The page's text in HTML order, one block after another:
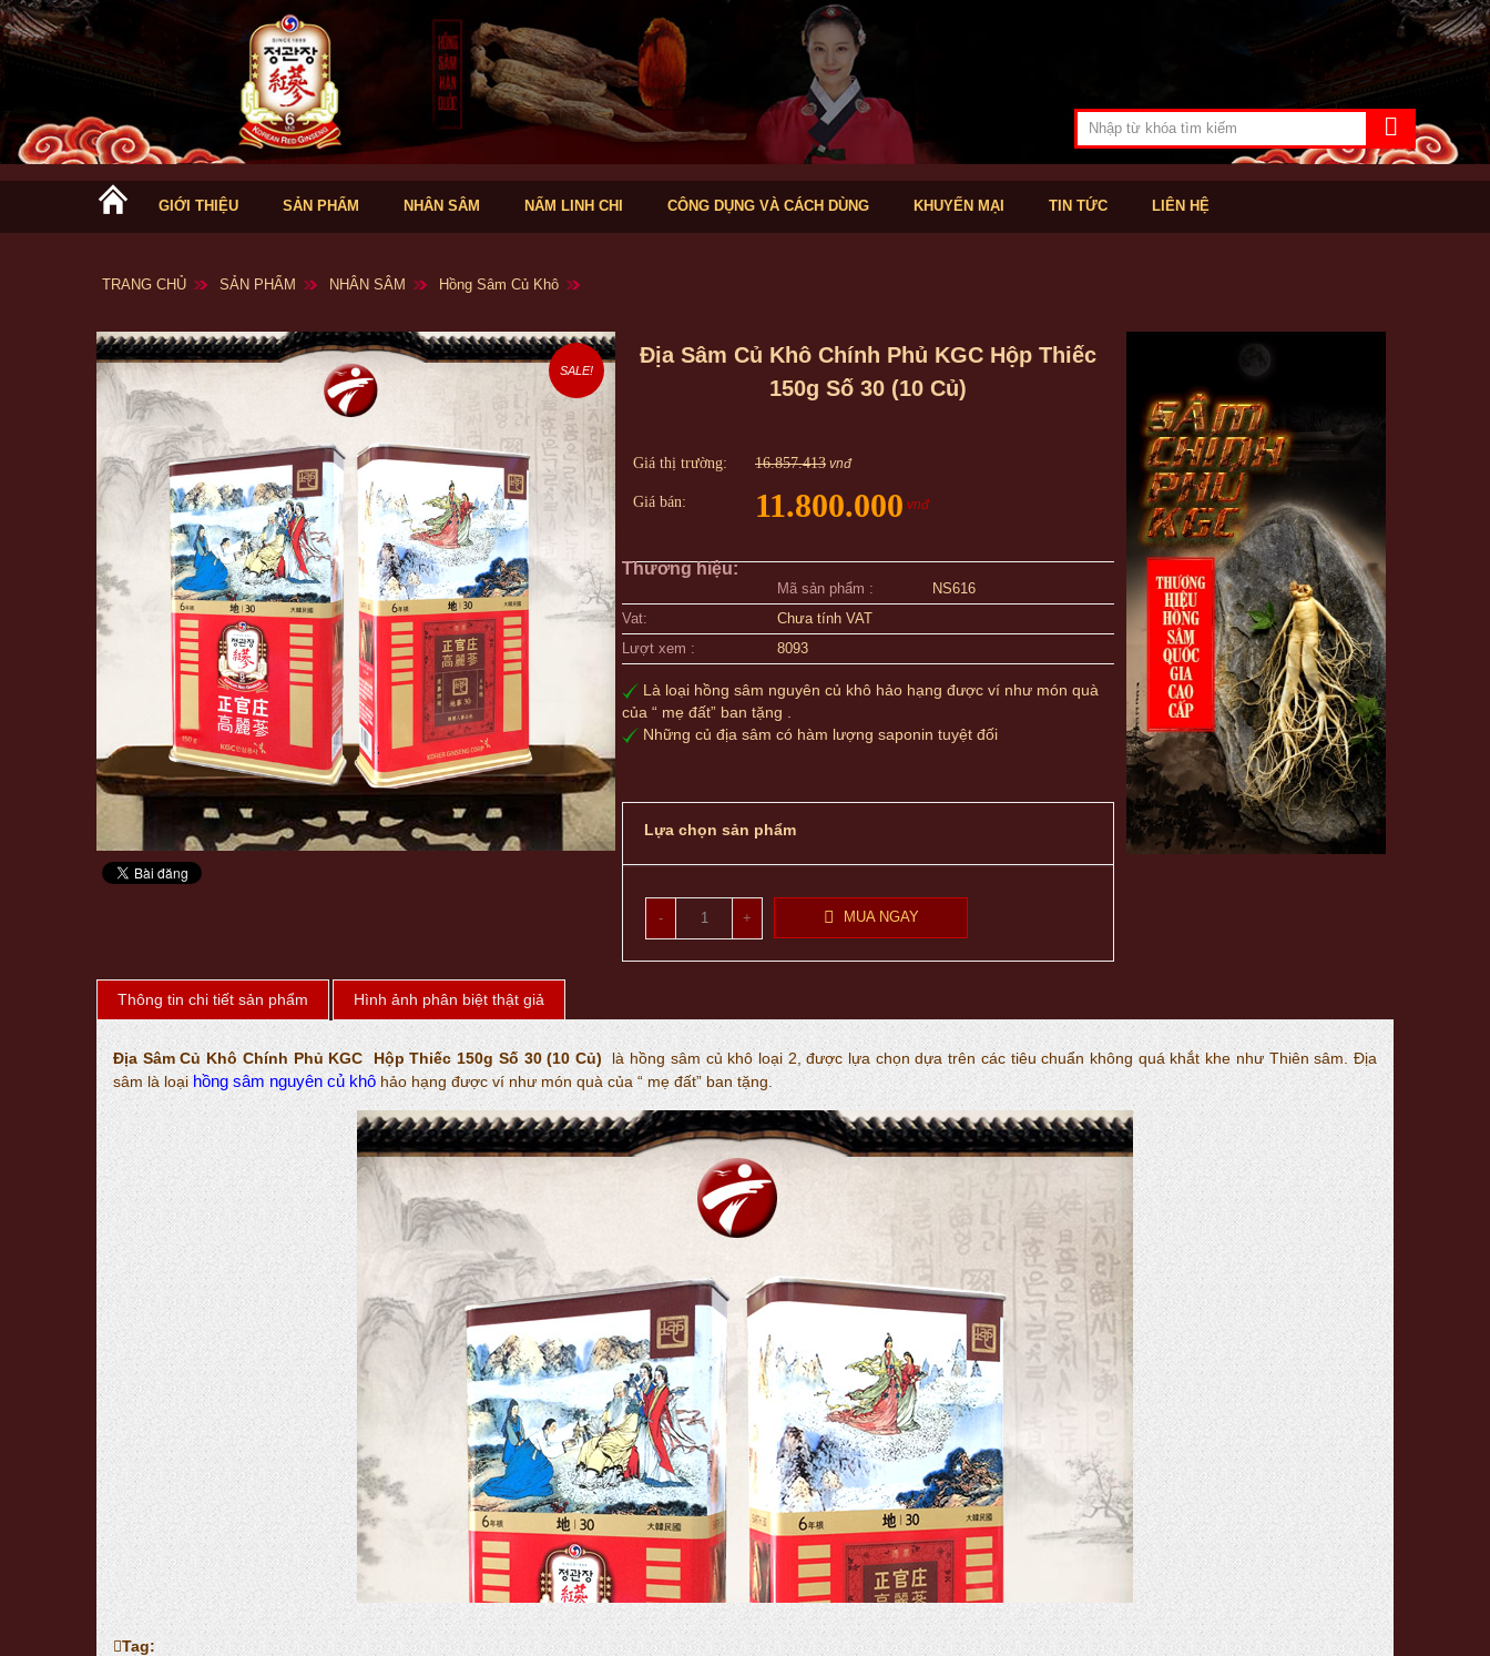
GIỚI THIỆU SẢN PHẨM NHÂN SÂM NẤM LINH CHI CÔNG DỤNG VÀ CÁCH DÙNG KHUYẾN MẠI TIN TỨC LIÊN HỆ
TRANG CHỦ SẢN PHẨM NHÂN SÂM Hồng Sâm Củ Khô
SALE!
Địa Sâm Củ Khô Chính Phủ KGC Hộp Thiếc
150g Số 30 (10 Củ)
Giá thị trường: 16.857.413 vnđ
Giá bán: 11.800.000 vnđ
Thương hiệu:
Mã sản phẩm :
NS616
Vat:
Chưa tính VAT
Lượt xem :
8093
Là loại hồng sâm nguyên củ khô hảo hạng được ví như món quà
của “ mẹ đất” ban tặng .
Những củ địa sâm có hàm lượng saponin tuyệt đối
Lựa chọn sản phẩm
- + MUA NGAY
Thông tin chi tiết sản phẩm Hình ảnh phân biệt thật giả
Địa Sâm Củ Khô Chính Phủ KGC Hộp Thiếc 150g Số 30 (10 Củ)
là hồng sâm củ khô loại 2, được lựa chọn dựa trên các tiêu chuẩn không quá khắt khe như Thiên sâm. Địa
sâm là loại hồng sâm nguyên củ khô hảo hạng được ví như món quà của “ mẹ đất” ban tặng.
Tag: